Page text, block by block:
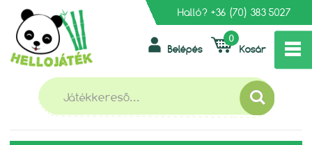
Halló? +36 (70) 383 5027
Kosár
0
Belépés
MON PUZZLE